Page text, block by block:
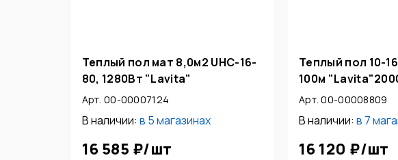
Теплый пол мат 8,0м2 UНС-16-
80, 1280Вт "Lavita"
Арт. 00-00007124
В наличии: в 5 магазинах
16 585 ₽/шт
Теплый пол 10-
100м
Арт. 00-00008809
В наличии: в 7
16 120 ₽/шт